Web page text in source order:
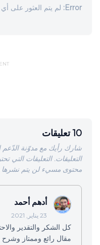
Error: لم يتم العثور على أي
10 تعليقات
شارك رأيك مع مدوّنة الدّعم
التعليقات. التعليقات التي
محتوى مسيء لن يتم نشرها
أدهم أحمد
23 يناير, 2021
كل الشكر والتقدير
مقال رائع وممتاز